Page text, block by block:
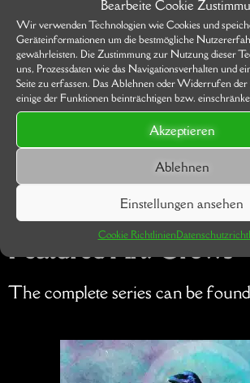
Bearbeite Cookie
Wir verwenden Technologien wie Cookies und
Geräteinformationen um die bestmögliche
gewährleisten. Die Zustimmung zur Nutzung dieser
uns, Prozessdaten wie das Navigationsverhalten und
Seite zu erfassen. Das Ablehnen oder Widerrufen
einige der Funktionen beinträchtigen bzw.
Akzeptieren
Ablehnen
Einstellungen ansehen
Cookie Richtlinien
The
her
and
even if
Featured Art: Crows
The complete series can be found